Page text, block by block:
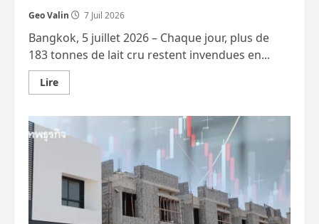
Geo Valin 7 Juil 2026
Bangkok, 5 juillet 2026 – Chaque jour, plus de
183 tonnes de lait cru restent invendues en...
LireEn
savoir
surproduction
de
Thaïlande